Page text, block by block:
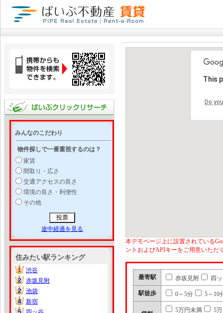
みんなのこだわり
物件探しで一番重視するのは？
家賃
間取り・広さ
交通アクセスの良さ
環境の良さ・利便性
その他
途中経過を見る
住みたい駅ランキング
1
1
渋谷
2
2
赤坂見附
2
2
池袋
4
4
新宿
This
Do
本デモページ上に設置されている
ントおよびAPIキーをご用意いただ
最寄駅 赤坂見附 四
駅徒歩 0～5分 5～10
5万円未満
5